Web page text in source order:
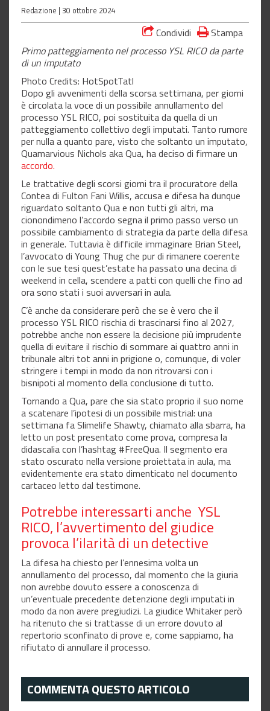
Redazione | 30 ottobre 2024
Condividi
Stampa
Primo patteggiamento nel processo YSL RICO da parte
di un imputato
Photo Credits: HotSpotTatl
Dopo gli avvenimenti della scorsa settimana, per giorni
è circolata la voce di un possibile annullamento del
processo YSL RICO, poi sostituita da quella di un
patteggiamento collettivo degli imputati. Tanto rumore
per nulla a quanto pare, visto che soltanto un imputato,
Quamarvious Nichols aka Qua, ha deciso di firmare un
accordo.
Le trattative degli scorsi giorni tra il procuratore della
Contea di Fulton Fani Willis, accusa e difesa ha dunque
riguardato soltanto Qua e non tutti gli altri, ma
cionondimeno l’accordo segna il primo passo verso un
possibile cambiamento di strategia da parte della difesa
in generale. Tuttavia è difficile immaginare Brian Steel,
l’avvocato di Young Thug che pur di rimanere coerente
con le sue tesi quest’estate ha passato una decina di
weekend in cella, scendere a patti con quelli che fino ad
ora sono stati i suoi avversari in aula.
C’è anche da considerare però che se è vero che il
processo YSL RICO rischia di trascinarsi fino al 2027,
potrebbe anche non essere la decisione più imprudente
quella di evitare il rischio di sommare ai quattro anni in
tribunale altri tot anni in prigione o, comunque, di voler
stringere i tempi in modo da non ritrovarsi con i
bisnipoti al momento della conclusione di tutto.
Tornando a Qua, pare che sia stato proprio il suo nome
a scatenare l’ipotesi di un possibile mistrial: una
settimana fa Slimelife Shawty, chiamato alla sbarra, ha
letto un post presentato come prova, compresa la
didascalia con l’hashtag #FreeQua. Il segmento era
stato oscurato nella versione proiettata in aula, ma
evidentemente era stato dimenticato nel documento
cartaceo letto dal testimone.
Potrebbe interessarti anche YSL
RICO, l’avvertimento del giudice
provoca l’ilarità di un detective
La difesa ha chiesto per l’ennesima volta un
annullamento del processo, dal momento che la giuria
non avrebbe dovuto essere a conoscenza di
un’eventuale precedente detenzione degli imputati in
modo da non avere pregiudizi. La giudice Whitaker però
ha ritenuto che si trattasse di un errore dovuto al
repertorio sconfinato di prove e, come sappiamo, ha
rifiutato di annullare il processo.
COMMENTA QUESTO ARTICOLO